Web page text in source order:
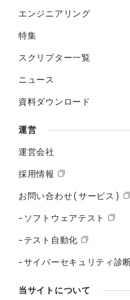
エンジニアリング
特集
スクリプター一覧
ニュース
資料ダウンロード
運営
運営会社
採用情報
お問い合わせ(サービス)
-ソフトウェアテスト
-テスト自動化
-サイバーセキュリティ診
当サイトについて